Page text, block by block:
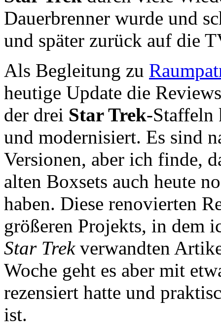
Dauerbrenner wurde und
und später zurück auf die
Als Begleitung zu
heutige Update die
der drei Star Trek-Staffeln
und modernisiert. Es sind
Versionen, aber ich finde,
alten Boxsets auch heute
haben. Diese renovierten
größeren Projekts, in dem
Star Trekverwandten
Woche geht es aber mit
rezensiert hatte und
ist.